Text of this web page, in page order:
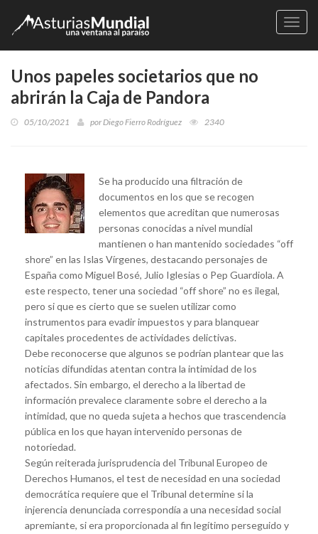
Unos papeles societarios que no
abrirán la Caja de Pandora
05/10/2021 porDiego Fierro Rodríguez 2340
Se ha producido una filtración de
documentos en los que se recogen
elementos que acreditan que numerosas
personas conocidas a nivel mundial
mantienen o han mantenido sociedades “off
shore” en las Islas Vírgenes, destacando personajes de
España como Miguel Bosé, Julio Iglesias o Pep Guardiola. A
este respecto, tener una sociedad “off shore” no es ilegal,
pero si que es cierto que se suelen utilizar como
instrumentos para evadir impuestos y para blanquear
capitales procedentes de actividades delictivas.
Debe reconocerse que algunos se podrían plantear que las
noticias difundidas atentan contra la intimidad de los
afectados. Sin embargo, el derecho a la libertad de
información prevalece claramente sobre el derecho a la
intimidad, que no queda sujeta a hechos que trascendencia
pública en los que hayan intervenido personas de
notoriedad.
Según reiterada jurisprudencia del Tribunal Europeo de
Derechos Humanos, el test de necesidad en una sociedad
democrática requiere que el Tribunal determine si la
injerencia denunciada correspondía a una necesidad social
apremiante, si era proporcionada al fin legítimo perseguido y